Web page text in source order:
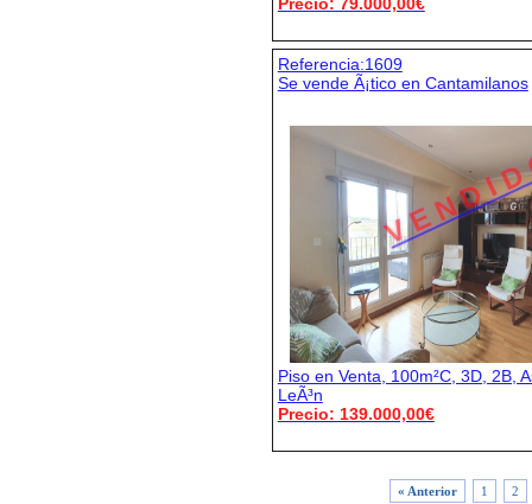
Referencia:1609
Se vende Ã¡tico en Cantamilanos
V E N D I
Piso en Venta, 100m²C, 3D, 2B,
LeÃ³n
Precio: 139.000,00€
« Anterior 1
2